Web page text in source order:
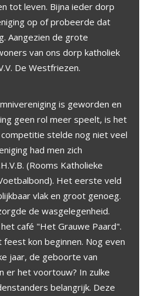
tot leven. Bijna ieder dorp
op of probeerde dat
Aangezien de grote
van ons dorp katholiek
De Westfriezen.
is geworden en
geen rol meer speelt, is het
competitie stelde nog niet veel
had men zich
(Rooms Katholieke
Het eerste veld
vlak en groot genoeg.
de wasgelegenheid.
café "Het Grauwe Paard".
kon beginnen. Nog even
jaar, de geboorte van
er het voortouw? In zulke
belangrijk. Deze